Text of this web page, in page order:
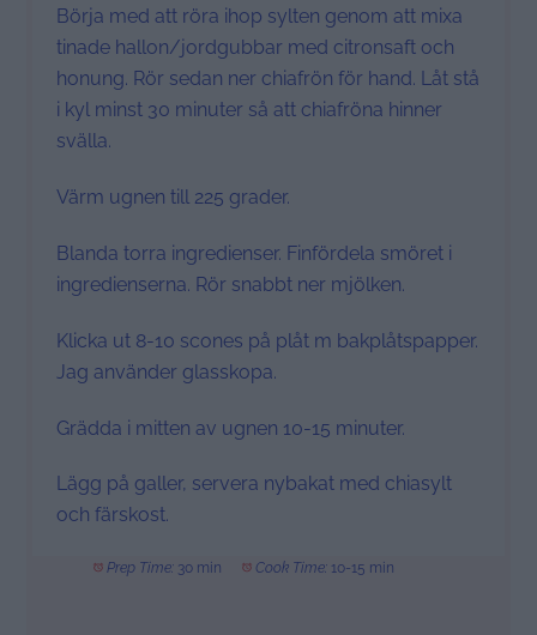
Börja med att röra ihop sylten genom att mixa
tinade hallon/jordgubbar med citronsaft och
honung. Rör sedan ner chiafrön för hand. Låt stå
i kyl minst 30 minuter så att chiafröna hinner
svälla.
Värm ugnen till 225 grader.
Blanda torra ingredienser. Finfördela smöret i
ingredienserna. Rör snabbt ner mjölken.
Klicka ut 8-10 scones på plåt m bakplåtspapper.
Jag använder glasskopa.
Grädda i mitten av ugnen 10-15 minuter.
Lägg på galler, servera nybakat med chiasylt
och färskost.
Prep Time: 30 min Cook Time: 10-15 min